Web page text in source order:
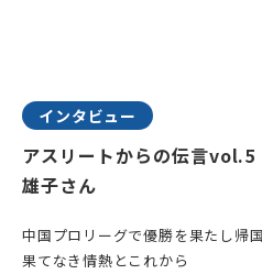
インタビュー
アスリートからの伝言
雄子さん
中国プロリーグで優勝を果たし帰
果てなき情熱とこれから